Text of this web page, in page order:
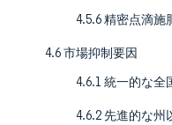
4.5.6 精密点滴施
4.6 市場抑制要因
4.6.1 統一的な全
4.6.2 先進的な州